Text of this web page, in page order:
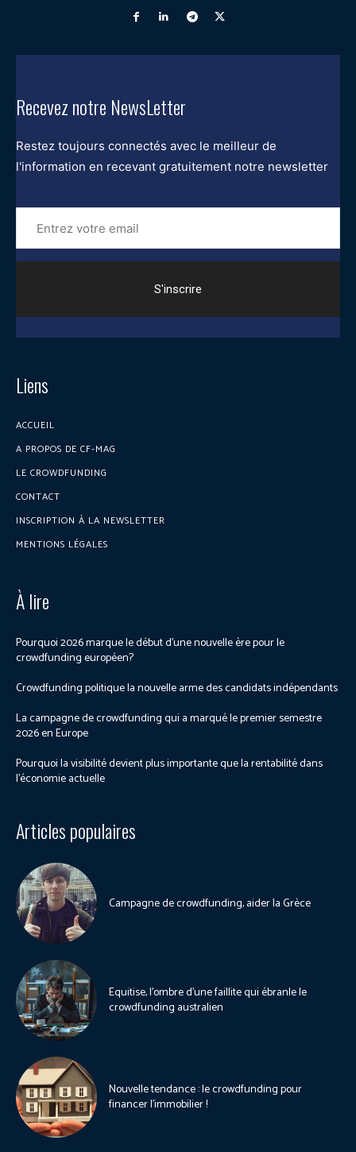
Recevez notre NewsLetter
Restez toujours connectés avec le meilleur de
l'information en recevant gratuitement notre newsletter
Entrez
votre
email
Liens
ACCUEIL
A PROPOS DE CF-MAG
LE CROWDFUNDING
CONTACT
INSCRIPTION À LA NEWSLETTER
MENTIONS LÉGALES
À lire
Pourquoi 2026 marque le début d’une nouvelle ère pour le
crowdfunding européen?
Crowdfunding politique la nouvelle arme des candidats indépendants
La campagne de crowdfunding qui a marqué le premier semestre
2026 en Europe
Pourquoi la visibilité devient plus importante que la rentabilité dans
l’économie actuelle
Articles populaires
Campagne de crowdfunding, aider la Grèce
Equitise, l’ombre d’une faillite qui ébranle le
crowdfunding australien
Nouvelle tendance : le crowdfunding pour
financer l’immobilier !